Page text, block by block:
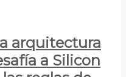
arquitectura
a Silicon